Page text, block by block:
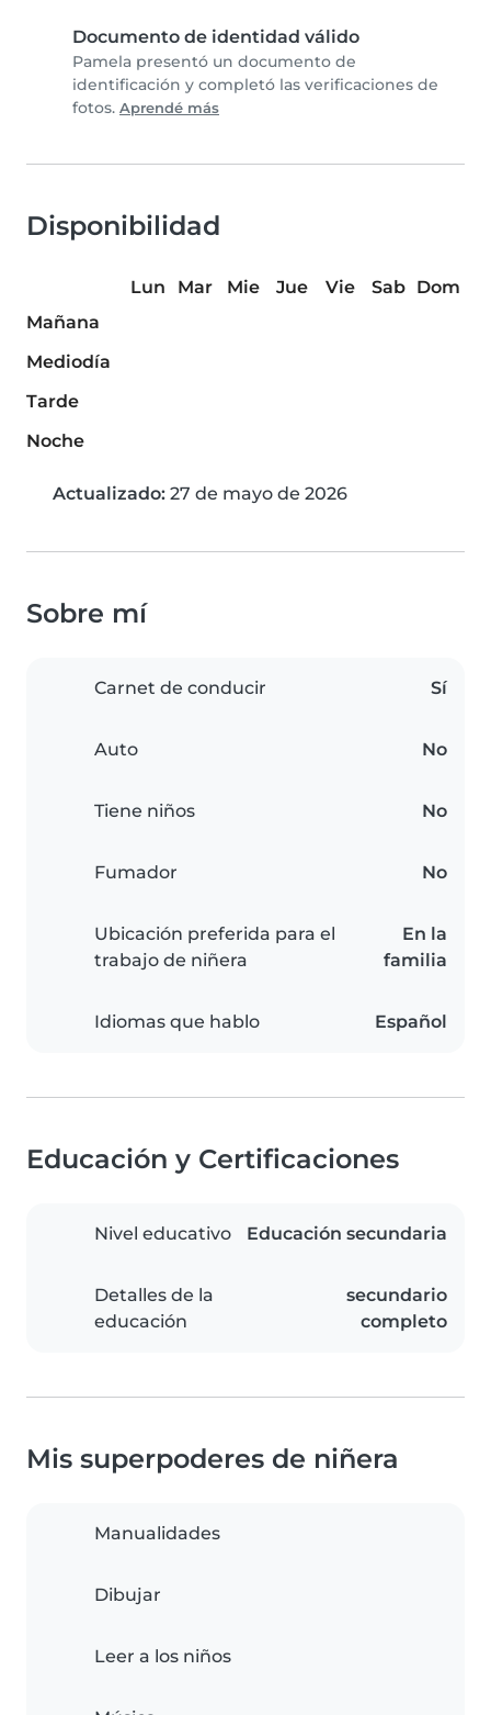
Documento de identidad válido
Pamela presentó un documento de
identificación y completó las verificaciones de
fotos. Aprendé más
Disponibilidad
Lun Mar Mie Jue Vie Sab
Dom
Mañana
Mediodía
Tarde
Noche
Actualizado: 27 de mayo de 2026
Sobre mí
Carnet de conducir Sí
Auto No
Tiene niños No
Fumador No
Ubicación preferida para el
trabajo de niñera
En la
familia
Idiomas que hablo Español
Educación y Certificaciones
Nivel educativo Educación secundaria
Detalles de la
educación
secundario
completo
Mis superpoderes de niñera
Manualidades
Dibujar
Leer a los niños